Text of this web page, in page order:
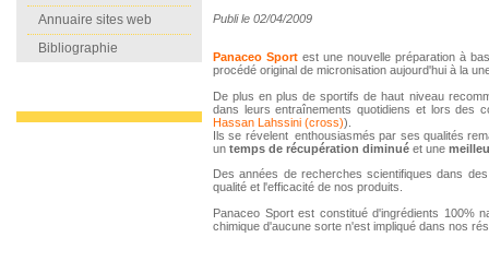
Annuaire sites web
Bibliographie
Publi le 02/04/2009
Panaceo Sportest une nouvelle préparation à
procédé original de micronisation aujourd'hui à la
De plus en plus de sportifs de haut niveau
dans leurs entraînements quotidiens et lors des
Hassan Lahssini (cross)).
Ils se révelent enthousiasmés par ses qualités
un temps de récupération diminué et une
Des années de recherches scientifiques dans
qualité et l'efficacité de nos produits.
Panaceo Sport est constitué d'ingrédients 100%
chimique d'aucune sorte n'est impliqué dans nos